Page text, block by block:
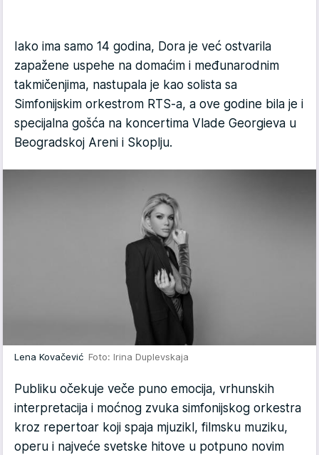
Iako ima samo 14 godina, Dora je već ostvarila
zapažene uspehe na domaćim i međunarodnim
takmičenjima, nastupala je kao solista sa
Simfonijskim orkestrom RTS-a, a ove godine bila je i
specijalna gošća na koncertima Vlade Georgieva u
Beogradskoj Areni i Skoplju.
Lena Kovačević Foto: Irina Duplevskaja
Publiku očekuje veče puno emocija, vrhunskih
interpretacija i moćnog zvuka simfonijskog orkestra
kroz repertoar koji spaja mjuzikl, filmsku muziku,
operu i najveće svetske hitove u potpuno novim